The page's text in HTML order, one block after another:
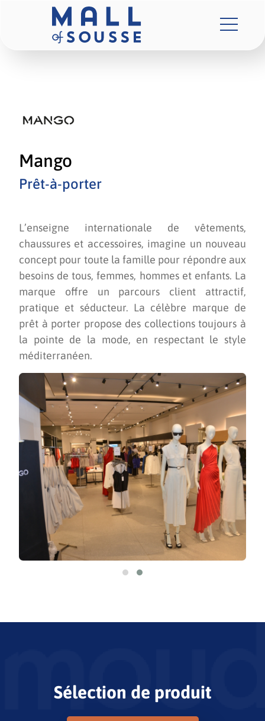
Mango
Prêt-à-porter
L’enseigne internationale de vêtements,
chaussures et accessoires, imagine un nouveau
concept pour toute la famille pour répondre aux
besoins de tous, femmes, hommes et enfants. La
marque offre un parcours client attractif,
pratique et séducteur. La célèbre marque de
prêt à porter propose des collections toujours à
la pointe de la mode, en respectant le style
méditerranéen.
Sélection de produit